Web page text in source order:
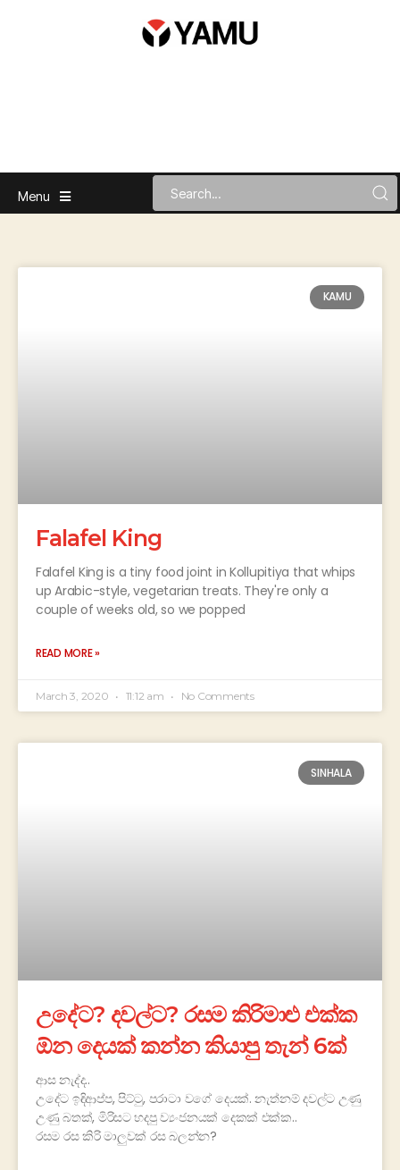
Menu
KAMU
Falafel King
Falafel King is a tiny food joint in Kollupitiya that whips
up Arabic-style, vegetarian treats. They're only a
couple of weeks old, so we popped
READ MORE »
March 3, 2020 11:12 am No Comments
SINHALA
උදේට? දවල්ට? රසම කිරිමාළු එක්ක
ඕන දෙයක් කන්න කියාපු තැන් 6ක්
ආස නැද්ද..
උදේට ඉඳිආප්ප, පිට්ටු, පරාටා වගේ දෙයක්. නැත්නම් දවල්ට උණු
උණු බතක්, මිරිසට හදපු ව්‍යංජනයක් දෙකක් එක්ක..
රසම රස කිරි මාලුවක් රස බලන්න?